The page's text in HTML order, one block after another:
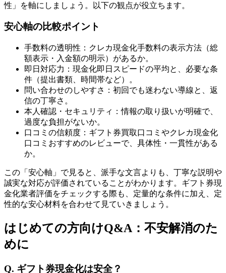
性」を軸にしましょう。以下の観点が役立ちます。
安心軸の比較ポイント
手数料の透明性：クレカ現金化手数料の表示方法（総
額表示・入金額の明示）があるか。
即日対応力：現金化即日スピードの平均と、必要な条
件（提出書類、時間帯など）。
問い合わせのしやすさ：初回でも迷わない導線と、返
信の丁寧さ。
本人確認・セキュリティ：情報の取り扱いが明確で、
過度な負担がないか。
口コミの信頼度：ギフト券買取口コミやクレカ現金化
口コミおすすめのレビューで、具体性・一貫性がある
か。
この「安心軸」で見ると、派手な文言よりも、丁寧な説明や
誠実な対応が評価されていることがわかります。ギフト券現
金化業者評価をチェックする際も、定量的な条件に加え、定
性的な安心材料を合わせて見ていきましょう。
はじめての方向けQ&A：不安解消のた
めに
Q. ギフト券現金化は安全？